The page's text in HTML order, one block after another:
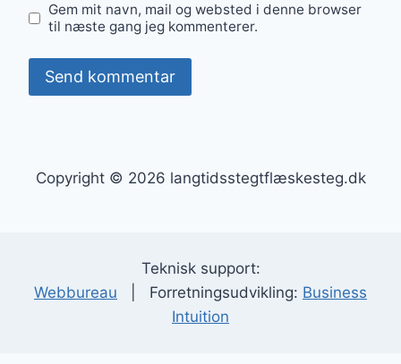
Gem mit navn, mail og websted i denne browser
til næste gang jeg kommenterer.
Copyright © 2026 langtidsstegtflæskesteg.dk
Teknisk support:
Webbureau | Forretningsudvikling: Business
Intuition